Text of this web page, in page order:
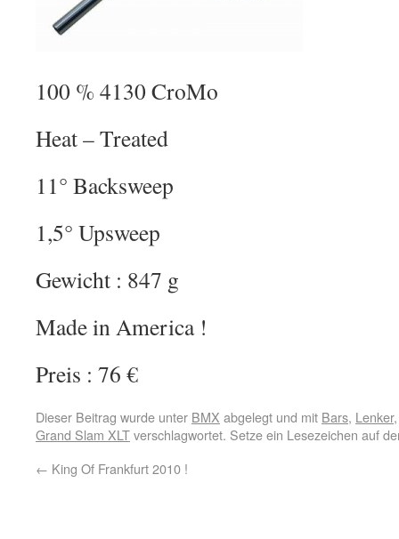
100 % 4130 CroMo
Heat – Treated
11° Backsweep
1,5° Upsweep
Gewicht : 847 g
Made in America !
Preis : 76 €
Dieser Beitrag wurde unter BMX abgelegt und mit Bars, Lenker
Grand Slam XLTverschlagwortet. Setze ein Lesezeichen auf
← King Of Frankfurt 2010 !